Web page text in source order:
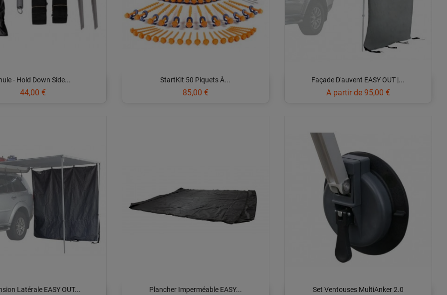
- Hold Down Side...
Prix
44,00 €
StartKit 50 Piquets À...
Prix
85,00 €
Façade D'auvent EASY OUT |...
A partir de Prix
95,00 €
Latérale EASY OUT... Plancher Imperméable EASY... Set Ventouses MultiAnker 2.0